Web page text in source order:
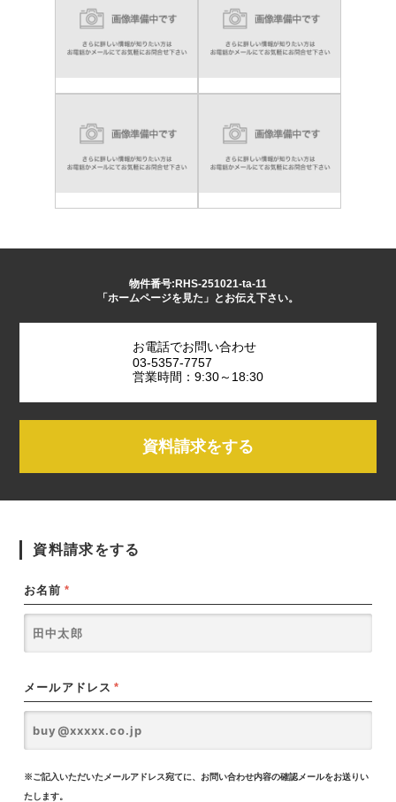
物件番号:RHS-251021-ta-11
「ホームページを見た」とお伝え下さい。
お電話でお問い合わせ
03-5357-7757
営業時間：9:30～18:30
資料請求をする
資料請求をする
お名前 *
メールアドレス *
※ご記入いただいたメールアドレス宛てに、お問い合わせ内容の確認メールをお送りい
たします。